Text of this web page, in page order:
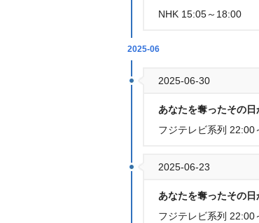
NHK 15:05～18:00
2025-06
2025-06-30
あなたを奪ったその
フジテレビ系列 22:00
2025-06-23
あなたを奪ったその
フジテレビ系列 22:00